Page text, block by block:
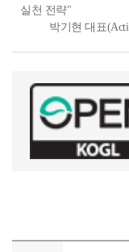
실천 전략"
박기현 대표(Action